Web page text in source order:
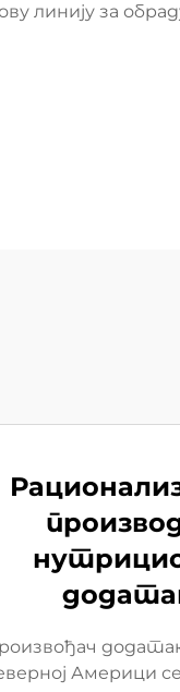
линију за
Америци